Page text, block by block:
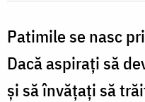
Patimile se nasc
Dacă aspiraţi să
şi să învăţaţi să